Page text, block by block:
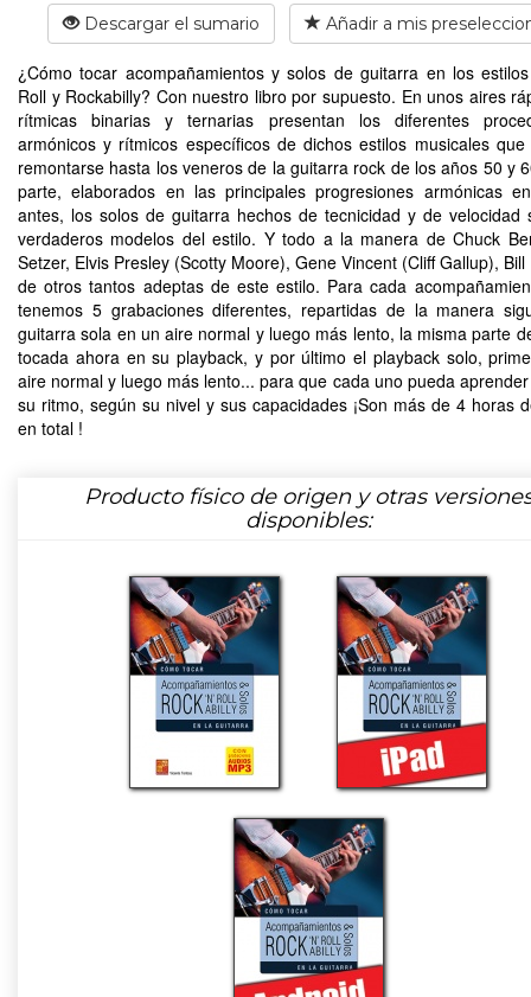
Descargar el sumario Añadir a mis
¿Cómo tocar acompañamientos y solos de guitarra en los estilos
Roll y Rockabilly? Con nuestro libro por supuesto. En unos aires
rítmicas binarias y ternarias presentan los diferentes
armónicos y rítmicos específicos de dichos estilos musicales que
remontarse hasta los veneros de la guitarra rock de los años 50 y
parte, elaborados en las principales progresiones armónicas
antes, los solos de guitarra hechos de tecnicidad y de velocidad
verdaderos modelos del estilo. Y todo a la manera de Chuck
Setzer, Elvis Presley (Scotty Moore), Gene Vincent (Cliff Gallup), Bill
de otros tantos adeptas de este estilo. Para cada
tenemos 5 grabaciones diferentes, repartidas de la manera
guitarra sola en un aire normal y luego más lento, la misma parte
tocada ahora en su playback, y por último el playback solo,
aire normal y luego más lento... para que cada uno pueda
su ritmo, según su nivel y sus capacidades ¡Son más de 4 horas
en total !
Producto físico de origen y otras
disponibles: